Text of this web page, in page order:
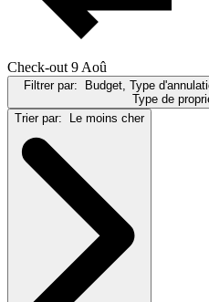
Check-out 9 Aoû
Filtrer par: Budget, Type
Type de
Trier par: Le moins cher